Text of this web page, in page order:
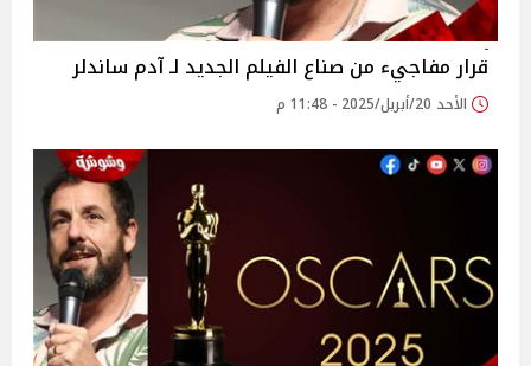
قرار مفاجيء من صناع الفيلم الجديد لـ آدم ساندلر
الأحد 20/أبريل/2025 - 11:48 م